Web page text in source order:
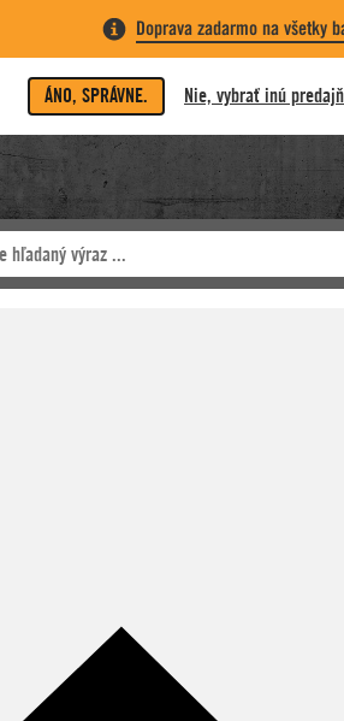
Doprava zadarmo na všetky
ÁNO, SPRÁVNE. Nie, vybrať inú